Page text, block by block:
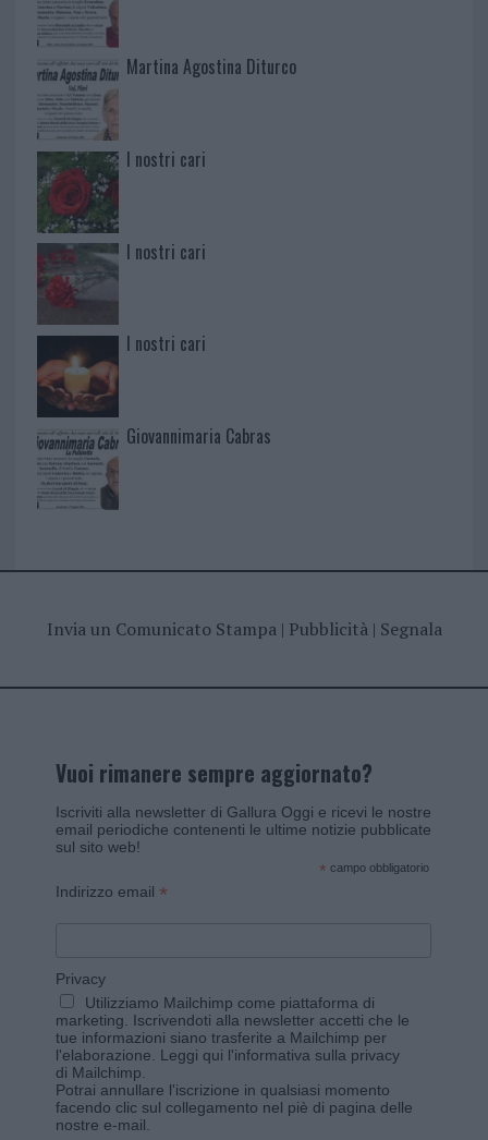
Martina Agostina Diturco
I nostri cari
I nostri cari
I nostri cari
Giovannimaria Cabras
Invia un Comunicato Stampa| Pubblicità| Segnala
Vuoi rimanere sempre aggiornato?
Iscriviti alla newsletter di Gallura Oggi e ricevi le nostre
email periodiche contenenti le ultime notizie pubblicate
sul sito web!
* campo obbligatorio
Indirizzo email *
Privacy
Utilizziamo Mailchimp come piattaforma di
marketing. Iscrivendoti alla newsletter accetti che le
tue informazioni siano trasferite a Mailchimp per
l'elaborazione. Leggi qui l'informativa sulla privacy
di Mailchimp
Potrai annullare l'iscrizione in qualsiasi momento
facendo clic sul collegamento nel piè di pagina delle
nostre e-mail.